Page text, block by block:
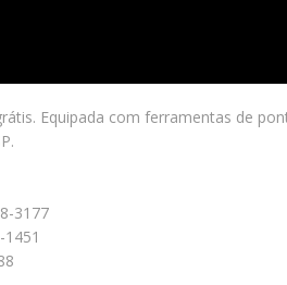
Equipada com ferramentas de
3177